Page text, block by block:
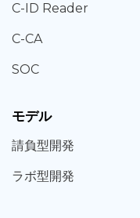
C-ID Reader
C-CA
SOC
モデル
請負型開発
ラボ型開発